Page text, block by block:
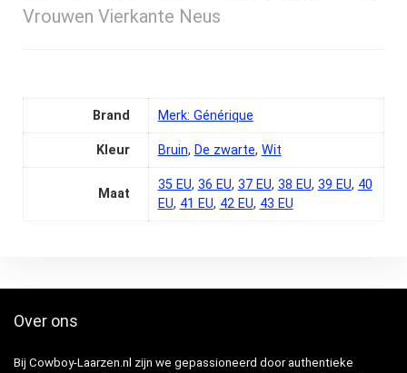
Vrouwen Vierkante Neus
Brand Merk: Générique
Kleur Bruin, De zwarte, ‎Wit
Maat
‎35 EU, 36 EU, 37 EU, 38 EU, 39 EU, 40
EU, 41 EU, 42 EU, 43 EU
Over ons
Bij Cowboy-Laarzen.nl zijn we gepassioneerd door authentieke